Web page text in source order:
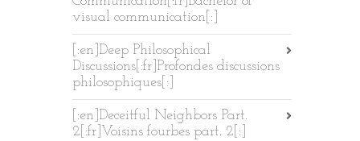
visual communication[:]
[:en]Deep Philosophical
Discussions[:fr]Profondes discussions
philosophiques[:]
[:en]Deceitful Neighbors Part.
2[:fr]Voisins fourbes part. 2[:]